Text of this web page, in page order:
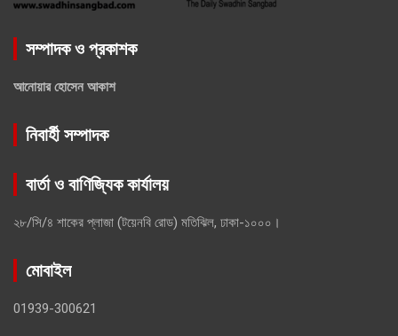
সম্পাদক ও প্রকাশক
আনোয়ার হোসেন আকাশ
নিবার্হী সম্পাদক
বার্তা ও বাণিজ্যিক কার্যালয়
২৮/সি/৪ শাকের প্লাজা (টয়েনবি রোড) মতিঝিল, ঢাকা-১০০০।
মোবাইল
01939-300621